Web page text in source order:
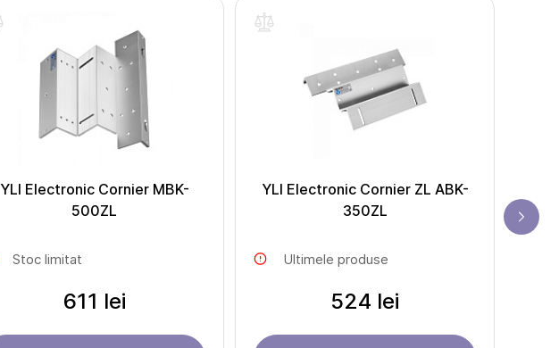
YLI Electronic Cornier MBK-
500ZL
Stoc limitat
611 lei
YLI Electronic Cornier ZL ABK-
350ZL
Ultimele produse
524 lei